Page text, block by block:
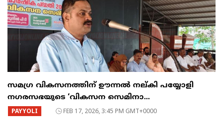
സമഗ്ര വികസനത്തിന് ഊന്നൽ നല്കി പയ്യോളി
നഗരസഭയുടെ ‘വികസന സെമിനാ...
PAYYOLI FEB 17, 2026, 3:45 PM GMT+0000